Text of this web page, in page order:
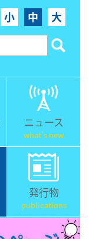
小 中 大
ニュース
what's new
発行物
publications